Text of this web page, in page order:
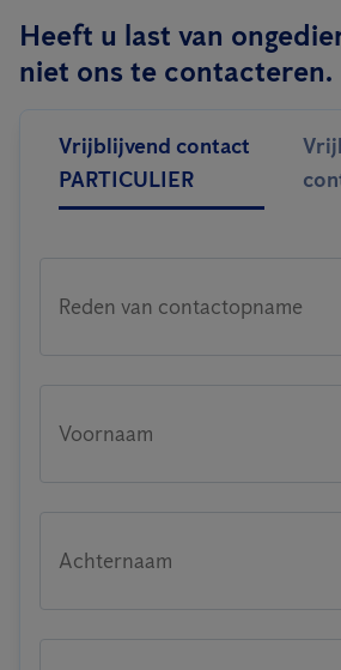
Heeft u last van
niet ons te contacteren.
Vrijblijvend contact
PARTICULIER
Reden van contactopname
Voornaam
Achternaam